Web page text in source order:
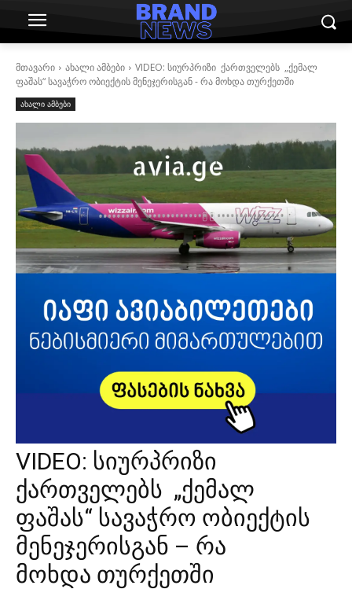
მთავარი ახალი ამბები
VIDEO: სიურპრიზი ქართველებს „ქემალ
ფაშას“ სავაჭრო ობიექტის მენეჯერისგან - რა მოხდა თურქეთში
ახალი ამბები
VIDEO: სიურპრიზი
ქართველებს „ქემალ
ფაშას“ სავაჭრო ობიექტის
მენეჯერისგან – რა
მოხდა თურქეთში